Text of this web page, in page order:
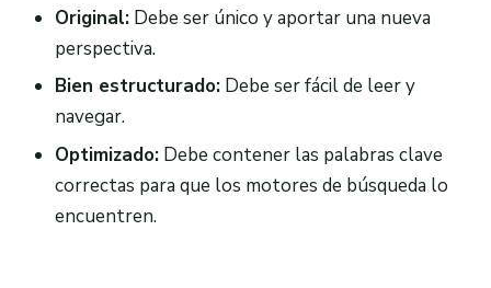
Original:Debe ser único y aportar una nueva
perspectiva.
Bien estructurado:Debe ser fácil de leer y
navegar.
Optimizado:Debe contener las palabras clave
correctas para que los motores de búsqueda lo
encuentren.